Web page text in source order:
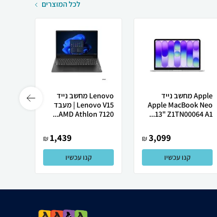
לכל המוצרים
Apple מחשב נייד
Apple MacBook Neo
13" Z1TN00064 A1...
3,099
₪
קנו עכשיו
Lenovo מחשב נייד
Lenovo V15 | מעבד
AMD Athlon 7120...
1,439
₪
קנו עכשיו